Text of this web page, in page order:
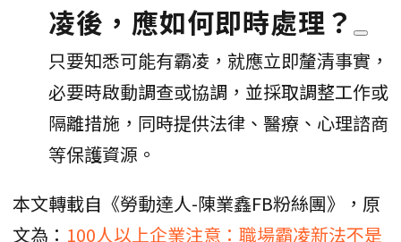
凌後，應如何即時處理？
只要知悉可能有霸凌，就應立即釐清事實，
必要時啟動調查或協調，並採取調整工作或
隔離措施，同時提供法律、醫療、心理諮商
等保護資源。
本文轉載自《勞動達人-陳業鑫FB粉絲團》，原
文為： 100人以上企業注意：職場霸凌新法不是